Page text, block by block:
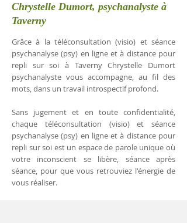
Chrystelle Dumort, psychanalyste à
Taverny
Grâce à la téléconsultation (visio) et séance
psychanalyse (psy) en ligne et à distance pour
repli sur soi à Taverny Chrystelle Dumort
psychanalyste vous accompagne, au fil des
mots, dans un travail introspectif profond.
Sans jugement et en toute confidentialité,
chaque téléconsultation (visio) et séance
psychanalyse (psy) en ligne et à distance pour
repli sur soi est un espace de parole unique où
votre inconscient se libère, séance après
séance, pour que vous retrouviez l'énergie de
vous réaliser.